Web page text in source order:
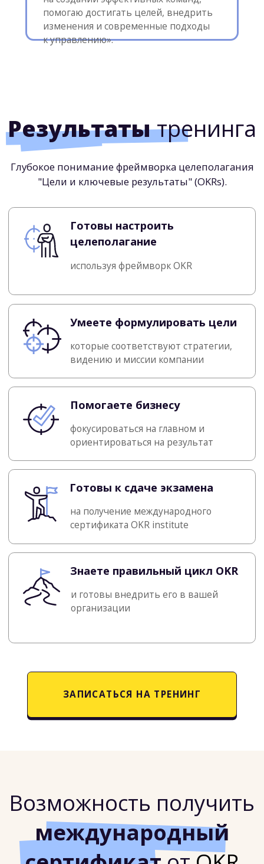
14 часовглубокого
погруженияв
целеполагание и
практики
Помогаем подготовиться к тренингу,
отвечаем на вопросы и обмениваемся
опытом.
ПользуемсяZoom&Miro
Общаться будем в Zoom, а работать
в Miro — там удобно визуализировать
любую информацию и тренироваться
в группах
2 дня с 10:00 до 17:00 (МСК)
Короткие перерывы каждые 45 минут